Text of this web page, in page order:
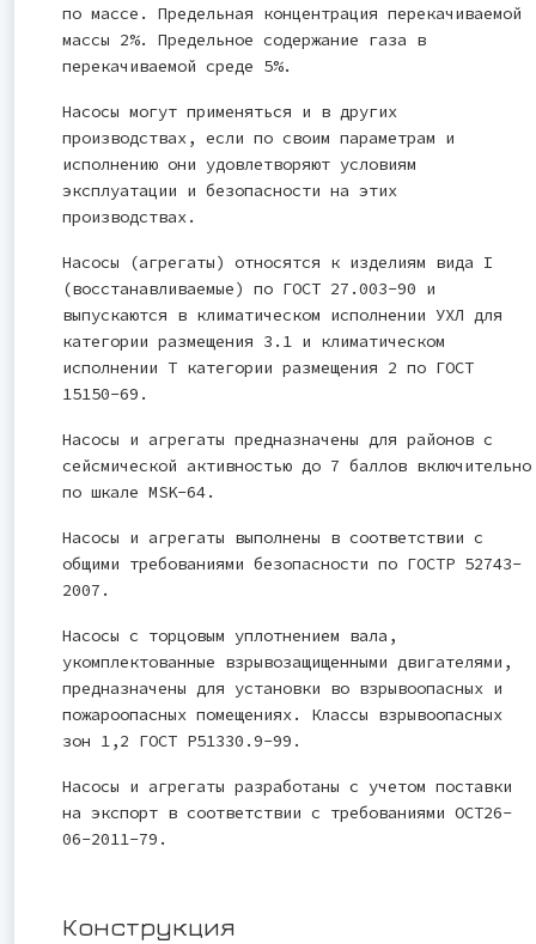
по массе. Предельная концентрация перекачиваемой
массы 2%. Предельное содержание газа в
перекачиваемой среде 5%.
Насосы могут применяться и в других
производствах, если по своим параметрам и
исполнению они удовлетворяют условиям
эксплуатации и безопасности на этих
производствах.
Насосы (агрегаты) относятся к изделиям вида I
(восстанавливаемые) по ГОСТ 27.003-90 и
выпускаются в климатическом исполнении УХЛ для
категории размещения 3.1 и климатическом
исполнении Т категории размещения 2 по ГОСТ
15150-69.
Насосы и агрегаты предназначены для районов с
сейсмической активностью до 7 баллов включительно
по шкале MSK-64.
Насосы и агрегаты выполнены в соответствии с
общими требованиями безопасности по ГОСТР 52743-
2007.
Насосы с торцовым уплотнением вала,
укомплектованные взрывозащищенными двигателями,
предназначены для установки во взрывоопасных и
пожароопасных помещениях. Классы взрывоопасных
зон 1,2 ГОСТ Р51330.9-99.
Насосы и агрегаты разработаны с учетом поставки
на экспорт в соответствии с требованиями ОСТ26-
06-2011-79.
Конструкция